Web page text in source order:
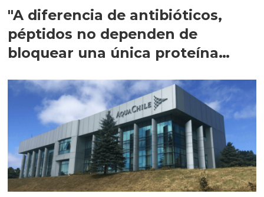
"A diferencia de antibióticos,
péptidos no dependen de
bloquear una única proteína